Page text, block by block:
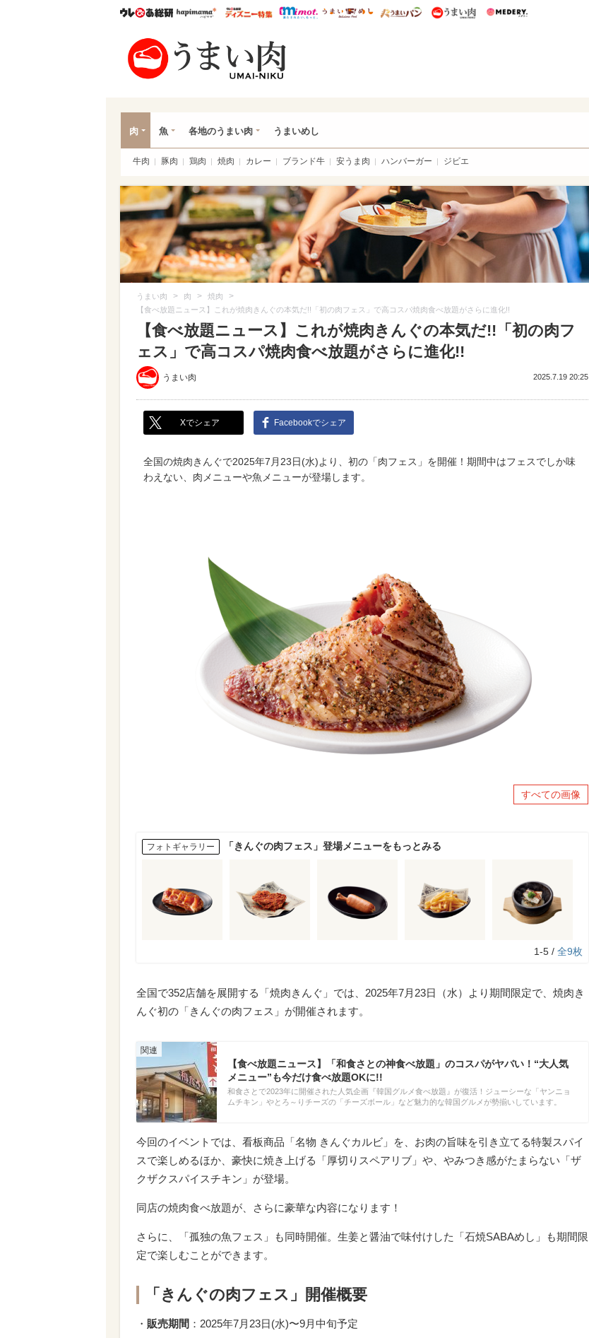
ウレぴあ総研ハピママ* ウレぴあ総研 ディズニー特集
mimot. うまいめし うまいパン うまい肉
肉 魚 各地のうまい肉 うまいめし
牛肉 豚肉 鶏肉 焼肉 カレー ブランド牛 安うま肉 ハンバーガー ジビエ
うまい肉 > 肉 > 焼肉 >
【食べ放題ニュース】これが焼肉きんぐの本気だ!!「初の肉フェス」で高コスパ焼肉食べ放題がさらに進化!!
【食べ放題ニュース】これが焼肉きんぐの本気だ!!「初の肉フ
ェス」で高コスパ焼肉食べ放題がさらに進化!!
うまい肉 2025.7.19 20:25
Xでシェア Facebookでシェア
全国の焼肉きんぐで2025年7月23日(水)より、初の「肉フェス」を開催！期間中はフェスでしか味
わえない、肉メニューや魚メニューが登場します。
すべての画像
フォトギャラリー 「きんぐの肉フェス」登場メニューをもっとみる
1-5 / 全9枚
全国で352店舗を展開する「焼肉きんぐ」では、2025年7月23日（水）より期間限定で、焼肉き
んぐ初の「きんぐの肉フェス」が開催されます。
【食べ放題ニュース】「和食さとの神食べ放題」のコスパがヤバい！“大人気
メニュー”も今だけ食べ放題OKに!!
和食さとで2023年に開催された人気企画『韓国グルメ食べ放題』が復活！ジューシーな「ヤンニョ
ムチキン」やとろ～りチーズの「チーズボール」など魅力的な韓国グルメが勢揃いしています。
今回のイベントでは、看板商品「名物 きんぐカルビ」を、お肉の旨味を引き立てる特製スパイ
スで楽しめるほか、豪快に焼き上げる「厚切りスペアリブ」や、やみつき感がたまらない「ザ
クザクスパイスチキン」が登場。
同店の焼肉食べ放題が、さらに豪華な内容になります！
さらに、「孤独の魚フェス」も同時開催。生姜と醤油で味付けした「石焼SABAめし」も期間限
定で楽しむことができます。
「きんぐの肉フェス」開催概要
・ 販売期間 ：2025年7月23日(水)〜9月中旬予定